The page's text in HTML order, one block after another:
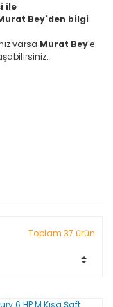
ile
Bey'den bilgi
varsa Murat Bey'e
Toplam 37 ürün